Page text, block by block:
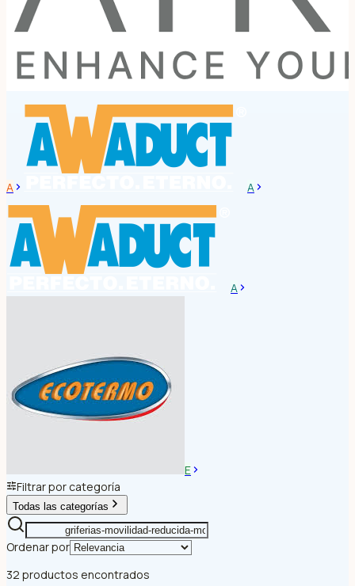
A A
A
E
Filtrar por categoría
Todas las categorías
Ordenar por
32 productos encontrados